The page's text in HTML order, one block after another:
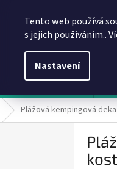
Tento web používá
s jejich používáním..
Nastavení
Plážová kempingová